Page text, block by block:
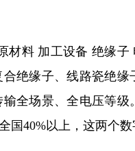
材料 加工设备 绝缘
绝缘子、线路瓷绝
全场景、全电压等
国40%以上，这两个